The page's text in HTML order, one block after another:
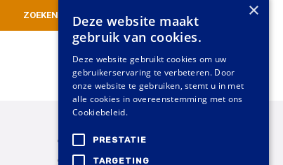
Goud verkopen
Goud kopen
×
Deze website maakt
gebruik van cookies.
Deze website gebruikt cookies om uw
gebruikerservaring te verbeteren. Door
onze website te gebruiken, stemt u in met
alle cookies in overeenstemming met ons
Cookiebeleid.
PRESTATIE
TARGETING